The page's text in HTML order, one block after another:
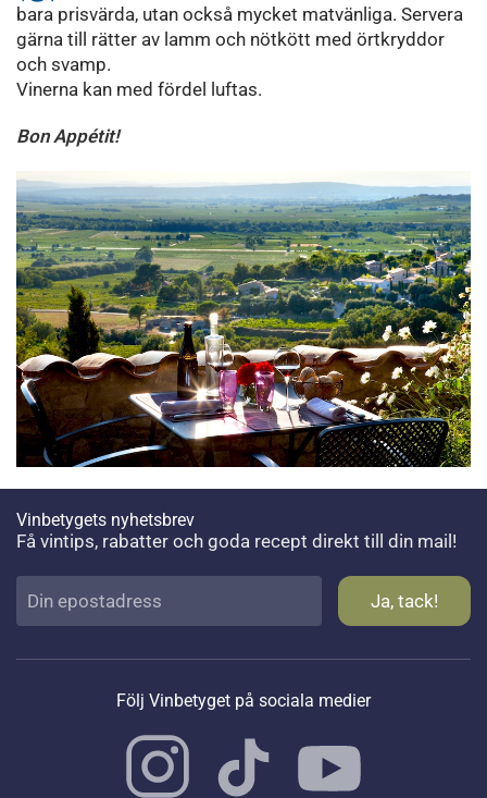
bara prisvärda, utan också mycket matvänliga. Servera
gärna till rätter av lamm och nötkött med örtkryddor
och svamp.
Vinerna kan med fördel luftas.
Bon Appétit!
Vinbetygets nyhetsbrev
Få vintips, rabatter och goda recept direkt till din mail!
Följ Vinbetyget på sociala medier